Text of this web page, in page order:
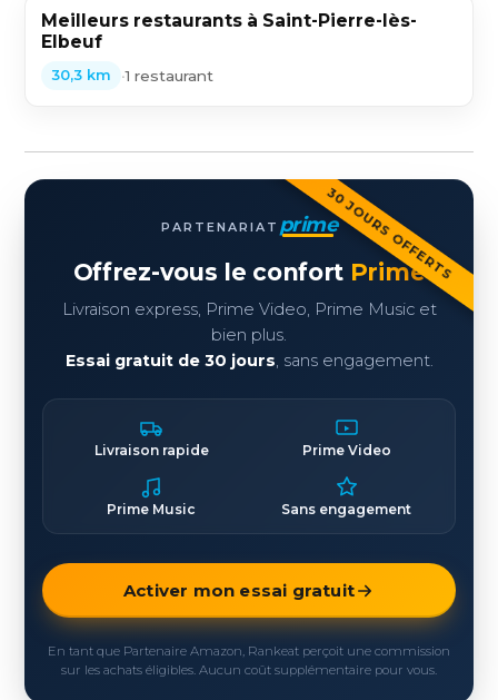
Meilleurs restaurants à Saint-Pierre-lès-
Elbeuf
30,3 km •1 restaurant
30 JOURS OFFERTS
PARTENARIAT prime
Offrez-vous le confort Prime
Livraison express, Prime Video, Prime Music et
bien plus.
Essai gratuit de 30 jours, sans engagement.
Livraison rapide Prime Video
Prime Music Sans engagement
Activer mon essai gratuit
En tant que Partenaire Amazon, Rankeat perçoit une commission
sur les achats éligibles. Aucun coût supplémentaire pour vous.